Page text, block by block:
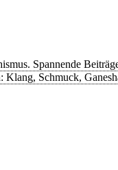
Spannende
Klang, Schmuck,